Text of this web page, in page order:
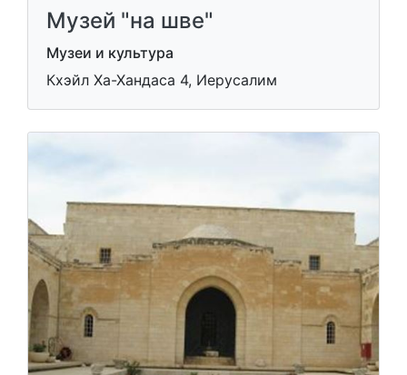
Музей "на шве"
Музеи и культура
Кхэйл Ха-Хандаса 4, Иерусалим